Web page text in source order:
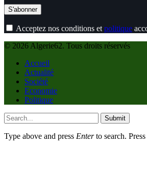
Acceptez nos conditions et politique
© 2026 Algerie62. Tous droits réservés
Accueil
Actualité
Société
Economie
Politique
Submit
Type above and press Enterto search. Press